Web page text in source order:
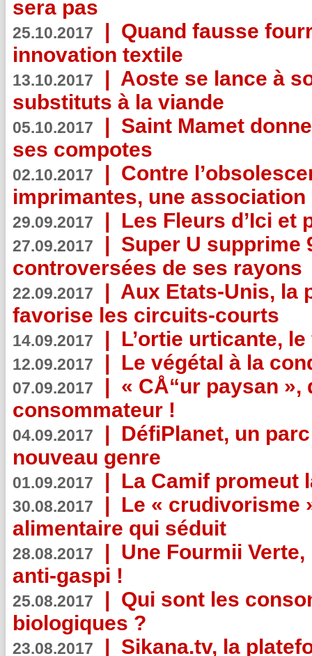
sera pas
25.10.2017 | Quand fausse
innovation textile
13.10.2017 | Aoste se lance à
substituts à la viande
05.10.2017 | Saint Mamet
ses compotes
02.10.2017 | Contre
imprimantes, une
29.09.2017 | Les Fleurs d’Ici et
27.09.2017 | Super U supprime
controversées de ses rayons
22.09.2017 | Aux Etats-Unis, la
favorise les circuits-courts
14.09.2017 | L’ortie urticante,
12.09.2017 | Le végétal à la
07.09.2017 | « CÅ“ur paysan
consommateur !
04.09.2017 | DéfiPlanet, un
nouveau genre
01.09.2017 | La Camif promeut
30.08.2017 | Le « crudivorisme
alimentaire qui séduit
28.08.2017 | Une Fourmii
anti-gaspi !
25.08.2017 | Qui sont les
biologiques ?
23.08.2017 | Sikana.tv, la